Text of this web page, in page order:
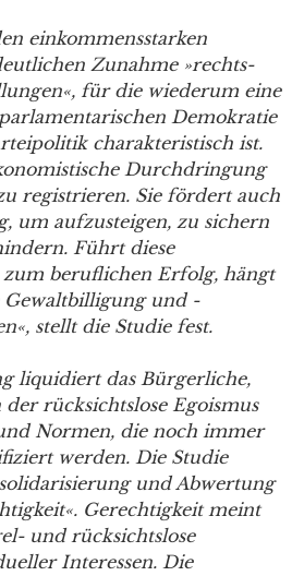
einkommensstarken
Zunahme »rechts­
für die wiederum eine
Demokratie
charakteristisch ist.
Durchdringung
registrieren. Sie fördert auch
um aufzusteigen, zu sichern
Führt diese
beruflichen Erfolg, hängt
und -
stellt die Studie fest.
liquidiert das Bürgerliche,
rücksichtslose Egoismus
Normen, die noch immer
werden. Die Studie
und Abwertung
Gerechtigkeit meint
und rücksichtslose
Interessen. Die